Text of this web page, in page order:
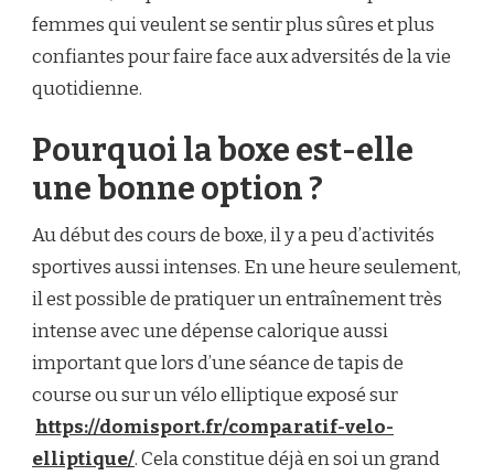
femmes qui veulent se sentir plus sûres et plus
confiantes pour faire face aux adversités de la vie
quotidienne.
Pourquoi la boxe est-elle
une bonne option ?
Au début des cours de boxe, il y a peu d’activités
sportives aussi intenses. En une heure seulement,
il est possible de pratiquer un entraînement très
intense avec une dépense calorique aussi
important que lors d’une séance de tapis de
course ou sur un vélo elliptique exposé sur
https://domisport.fr/comparatif-velo-
elliptique/. Cela constitue déjà en soi un grand